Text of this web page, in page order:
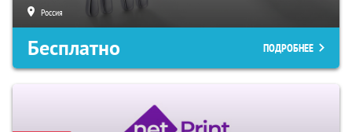
Россия
Бесплатно ПОДРОБНЕЕ